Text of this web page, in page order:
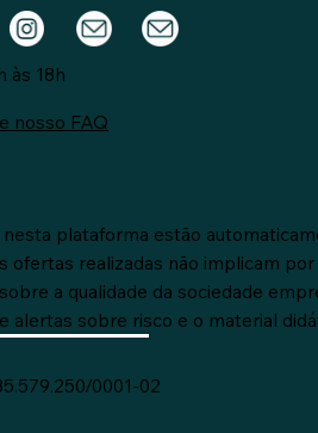
0001-02
plataforma estão
realizadas não implicam
a qualidade da sociedade
alertas sobre risco e o material
às 18h
nosso FAQ